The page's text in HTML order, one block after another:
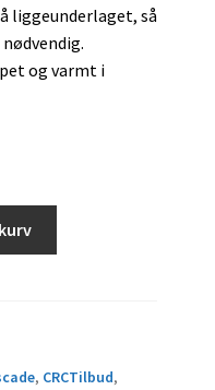
liggeunderlaget, så
og varmt i
, CRCTilbud,